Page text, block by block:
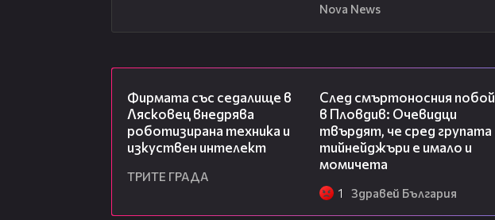
Nova News
Фирмата със седалище в
Лясковец внедрява
роботизирана техника и
изкуствен интелект
ТРИТЕ ГРАДА
След смъртоносния побой
в Пловдив: Очевидци
твърдят, че сред групата
тийнейджъри е имало и
момичета
1 Здравей България